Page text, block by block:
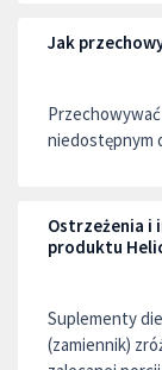
Jak
niedostępnym
Ostrzeżenia i
produktu
Suplementy
(zamiennik)